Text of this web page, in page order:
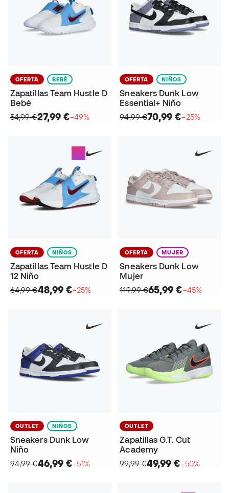
OFERTA BEBÉ
Zapatillas Team Hustle D
Bebé
54,99 €27,99 €−49%
OFERTA NIÑOS
Sneakers Dunk Low
Essential+ Niño
94,99 €70,99 €−25%
OFERTA NIÑOS
Zapatillas Team Hustle D
12 Niño
64,99 €48,99 €−25%
OFERTA MUJER
Sneakers Dunk Low
Mujer
119,99 €65,99 €−45%
OUTLET NIÑOS
Sneakers Dunk Low
Niño
94,99 €46,99 €−51%
OUTLET
Zapatillas G.T. Cut
Academy
99,99 €49,99 €−50%